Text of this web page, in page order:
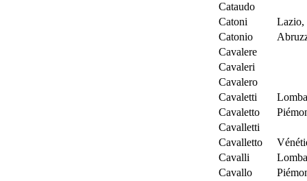
Cataudo
Catoni
Lazio,
Catonio
Cavalere
Cavaleri
Cavalero
Cavaletti
Cavaletto
Cavalletti
Cavalletto
Cavalli
Cavallo